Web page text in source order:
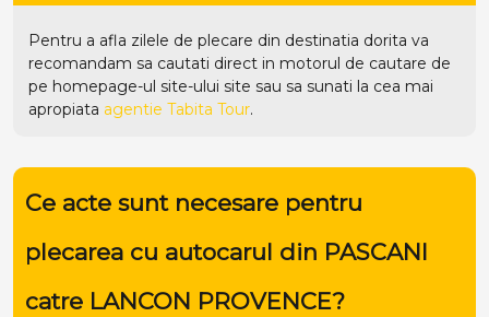
Pentru a afla zilele de plecare din destinatia dorita va
recomandam sa cautati direct in motorul de cautare de
pe homepage-ul site-ului site sau sa sunati la cea mai
apropiata agentie Tabita Tour.
Ce acte sunt necesare pentru
plecarea cu autocarul din PASCANI
catre LANCON PROVENCE?